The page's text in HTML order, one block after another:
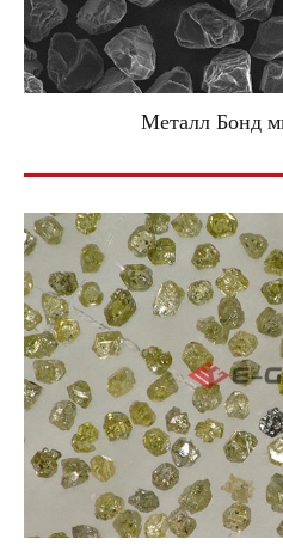
Металл Бонд